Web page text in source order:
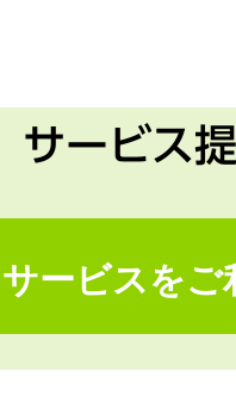
サービス
サービスをご